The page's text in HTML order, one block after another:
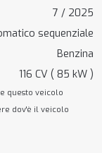
7 / 2025
sequenziale
Benzina
116 CV ( 85 kW )
questo veicolo
dov'è il veicolo